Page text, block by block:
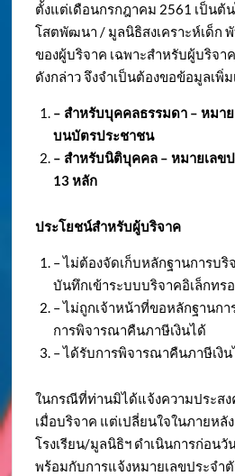
ตั้งแต่เดือนกรกฎาคม 2561 เป็นต้
โสตพัฒนา / มูลนิธิสงเคราะห์เด็ก
ของผู้บริจาค เฉพาะสำหรับผู้บริจา
ดังกล่าว จึงจำเป็นต้องขอข้อมูลเพิ่
– สำหรับบุคคลธรรมดา – หมา
บนบัตรประชาชน
– สำหรับนิติบุคคล – หมายเลข
13 หลัก
ประโยชน์สำหรับผู้บริจาค
– ไม่ต้องจัดเก็บหลักฐานการบริ
บันทึกเข้าระบบบริจาคอิเล็กทร
– ไม่ถูกเจ้าหน้าที่ขอหลักฐานก
การพิจารณาคืนภาษีเงินได้
– ได้รับการพิจารณาคืนภาษีเงิน
ในกรณีที่ท่านมิได้แจ้งความประสง
เมื่อบริจาค แต่เปลี่ยนใจในภายหลั
โรงเรียน/มูลนิธิฯ ดำเนินการก่อนวั
พร้อมกับการแจ้งหมายเลขประจ